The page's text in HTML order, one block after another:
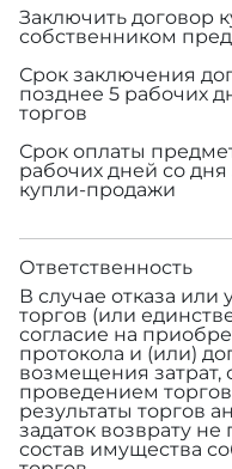
Заключить договор
собственником
Срок заключения
позднее 5 рабочих
торгов
Срок оплаты
рабочих дней со
купли-продажи
Ответственность
В случае отказа или
торгов (или
согласие на
протокола и (или)
возмещения затрат,
проведением
результаты торгов
задаток возврату
состав имущества